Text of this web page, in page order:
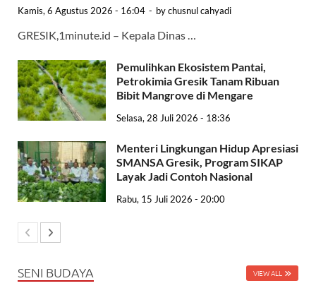
Kamis, 6 Agustus 2026 - 16:04 - bychusnul cahyadi
GRESIK,1minute.id – Kepala Dinas …
Pemulihkan Ekosistem Pantai,
Petrokimia Gresik Tanam Ribuan
Bibit Mangrove di Mengare
Selasa, 28 Juli 2026 - 18:36
Menteri Lingkungan Hidup Apresiasi
SMANSA Gresik, Program SIKAP
Layak Jadi Contoh Nasional
Rabu, 15 Juli 2026 - 20:00
SENI BUDAYA VIEW ALL